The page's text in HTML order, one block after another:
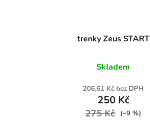
trenky Zeus START
Skladem
206,61 Kč bez DPH
250 Kč
275 Kč (–9 %)